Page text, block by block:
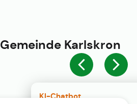
KI-Chatbot
Gemeinde Karlskron